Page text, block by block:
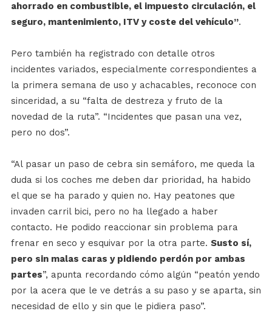
ahorrado en combustible, el impuesto circulación, el
seguro, mantenimiento, ITV y coste del vehículo”.
Pero también ha registrado con detalle otros
incidentes variados, especialmente correspondientes a
la primera semana de uso y achacables, reconoce con
sinceridad, a su “falta de destreza y fruto de la
novedad de la ruta”. “Incidentes que pasan una vez,
pero no dos”.
“Al pasar un paso de cebra sin semáforo, me queda la
duda si los coches me deben dar prioridad, ha habido
el que se ha parado y quien no. Hay peatones que
invaden carril bici, pero no ha llegado a haber
contacto. He podido reaccionar sin problema para
frenar en seco y esquivar por la otra parte. Susto sí,
pero sin malas caras y pidiendo perdón por ambas
partes”, apunta recordando cómo algún “peatón yendo
por la acera que le ve detrás a su paso y se aparta, sin
necesidad de ello y sin que le pidiera paso”.